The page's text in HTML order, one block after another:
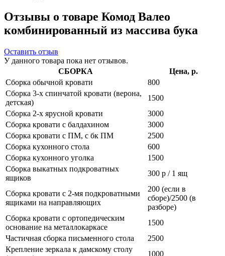
Отзывы о товаре Комод Валео
комбинированный из массива бука
Оставить отзыв
У данного товара пока нет отзывов.
СБОРКА
Цена, р.
Сборка обычной кровати
800
Сборка 3-х спинчатой кровати (верона,
детская)
1500
Сборка 2-х ярусной кровати
3000
Сборка кровати с балдахином
3000
Сборка кровати с ПМ, с бк ПМ
2500
Сборка кухонного стола
600
Сборка кухонного уголка
1500
Сборка выкатных подкроватных
ящиков
300 р / 1 ящ
Сборка кровати с 2-мя подкроватными
ящиками на направляющих
200 (если в
сборе)/2500 (в
разборе)
Сборка кровати с ортопедическим
основание на металлокаркасе
1500
Частичная сборка письменного стола
2500
Крепление зеркала к дамскому столу
1000